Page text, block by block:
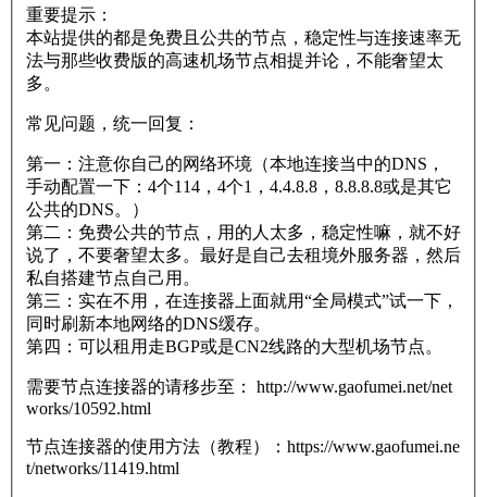
重要提示：
本站提供的都是免费且公共的节点，稳定性与连接速率无
法与那些收费版的高速机场节点相提并论，不能奢望太
多。
常见问题，统一回复：
第一：注意你自己的网络环境（本地连接当中的DNS，
手动配置一下：4个114，4个1，4.4.8.8，8.8.8.8或是其它
公共的DNS。）
第二：免费公共的节点，用的人太多，稳定性嘛，就不好
说了，不要奢望太多。最好是自己去租境外服务器，然后
私自搭建节点自己用。
第三：实在不用，在连接器上面就用“全局模式”试一下，
同时刷新本地网络的DNS缓存。
第四：可以租用走BGP或是CN2线路的大型机场节点。
需要节点连接器的请移步至： http://www.gaofumei.net/net
works/10592.html
节点连接器的使用方法（教程）：https://www.gaofumei.ne
t/networks/11419.html